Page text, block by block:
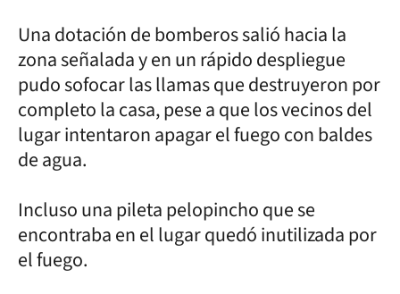
Una dotación de bomberos salió hacia la
zona señalada y en un rápido despliegue
pudo sofocar las llamas que destruyeron por
completo la casa, pese a que los vecinos del
lugar intentaron apagar el fuego con baldes
de agua.
Incluso una pileta pelopincho que se
encontraba en el lugar quedó inutilizada por
el fuego.